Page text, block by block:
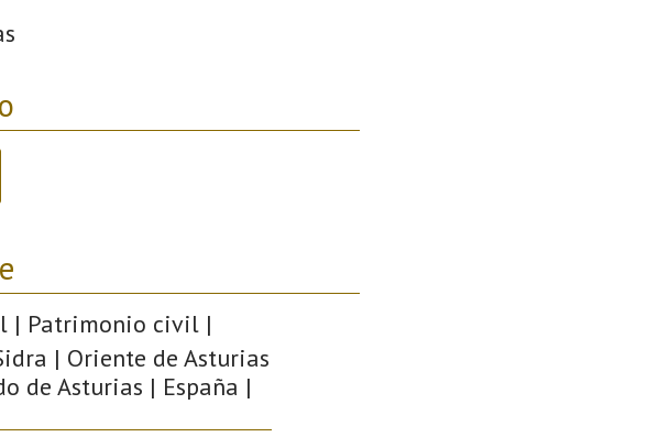
| Patrimonio civil |
| Oriente de Asturias
de Asturias | España |